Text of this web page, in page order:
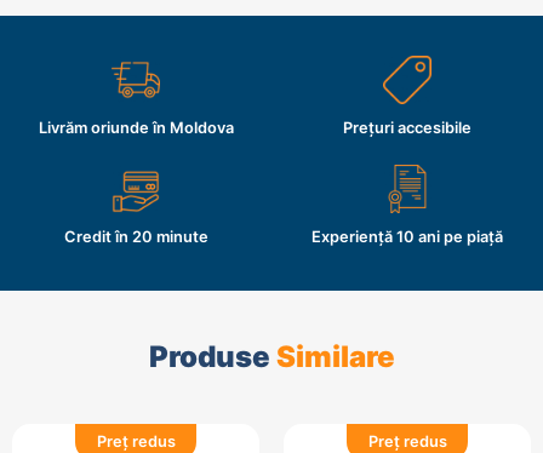
Livrăm oriunde în Moldova Prețuri accesibile
Credit în 20 minute Experiență 10 ani pe piață
Produse Similare
Preț redus Preț redus